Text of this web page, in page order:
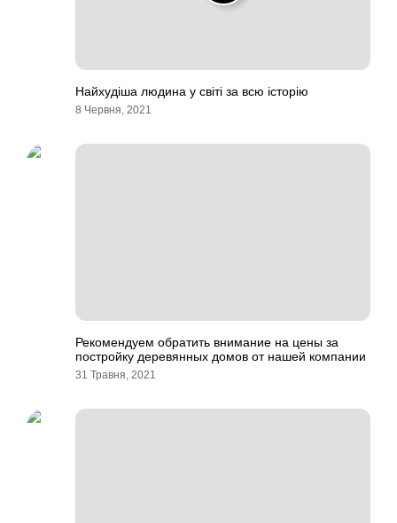
Найхудіша людина у світі за всю історію
8 Червня, 2021
Рекомендуем обратить внимание на цены за
постройку деревянных домов от нашей компании
31 Травня, 2021